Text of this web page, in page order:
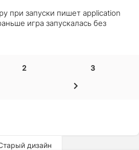
при запуски пишет application
игра запускалась без
2 3
дизайн